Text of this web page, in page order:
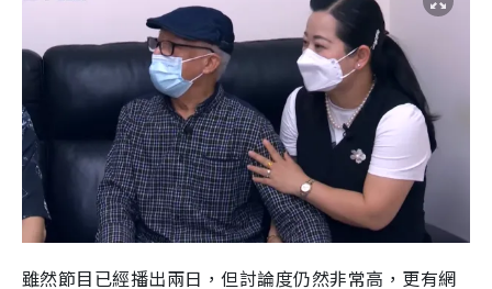
e
雖然節目已經播出兩日，但討論度仍然非常高，更有網